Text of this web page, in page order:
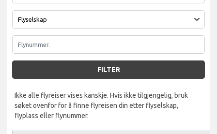
FILTER
Ikke alle flyreiser vises kanskje. Hvis ikke tilgjengelig, bruk
søket ovenfor for å finne flyreisen din etter flyselskap,
flyplass eller flynummer.